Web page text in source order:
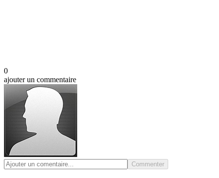
0
ajouter un commentaire
Commenter